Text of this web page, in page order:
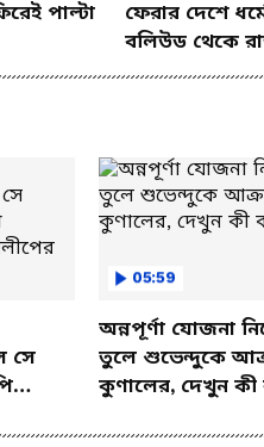
পাল্টা
ফেরার দেশে
বলিউড থেকে
সে
05:59
অন্নপূর্ণা যোজনা
তুলে শুভেন্দুকে
কুণালের, দেখুন কী